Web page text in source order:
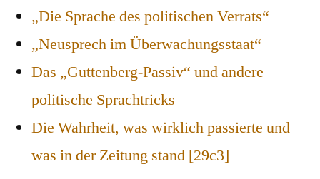
„Die Sprache des politischen Verrats“
„Neusprech im Überwachungsstaat“
Das „Guttenberg-Passiv“ und andere
politische Sprachtricks
Die Wahrheit, was wirklich passierte und
was in der Zeitung stand [29c3]